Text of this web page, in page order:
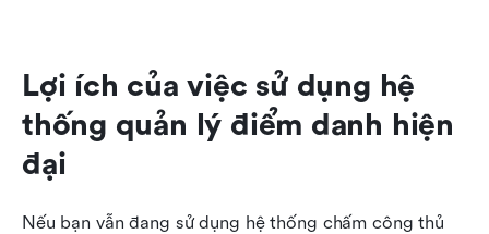
Lợi ích của việc sử dụng hệ
thống quản lý điểm danh hiện
đại
Nếu bạn vẫn đang sử dụng hệ thống chấm công thủ